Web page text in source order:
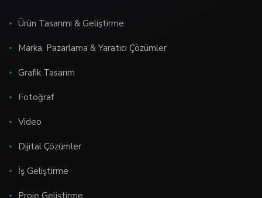
Ürün Tasarımı & Geliştirme
Marka, Pazarlama & Yaratıcı Çözümler
Grafik Tasarım
Fotoğraf
Video
Dijital Çözümler
İş Geliştirme
Proje Geliştirme